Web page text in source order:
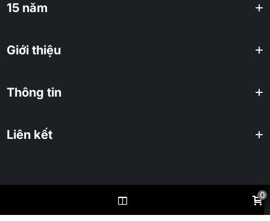
15 năm
Giới thiệu
Thông tin
Liên kết
2025 KHUÊ TÚ Co., ltd. All rights reserved. 0